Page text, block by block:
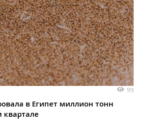
99
в Египет миллион тонн